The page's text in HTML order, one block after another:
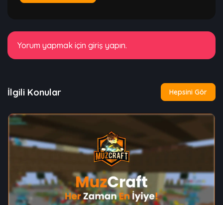
Yorum yapmak için giriş yapın.
İlgili Konular Hepsini Gör